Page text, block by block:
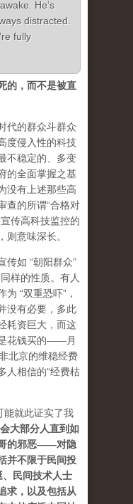
He’s
distracted.
fully
的，而不是被直
代的群众斗群众
度侵入性的科技
不稳定的、多变
的全面掌握之基
没有上述那些高
查的所谓“合格对
传高科技监控的
则意味深长。
传如 “朝阳群众”
样的性质。有人
“双重恐吓”，
没有必要，多此
耗资巨大，而这
花钱买的——月
北京的维稳经费
相信的“经费枯
能就此证实了我
大部分人直到如
的邪恶——对隐
并不限于民间投
民间技术人士
求，以及包括从